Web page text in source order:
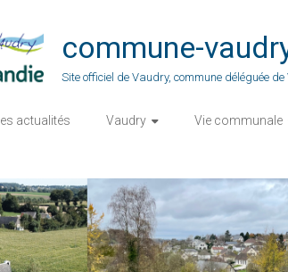
commune-
Site officiel de Vaudry, commune déléguée
Les actualités Vaudry Vie communale